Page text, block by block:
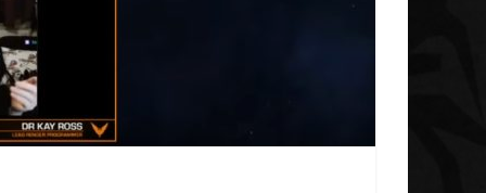
Research
investigación del Radicoida
Unica